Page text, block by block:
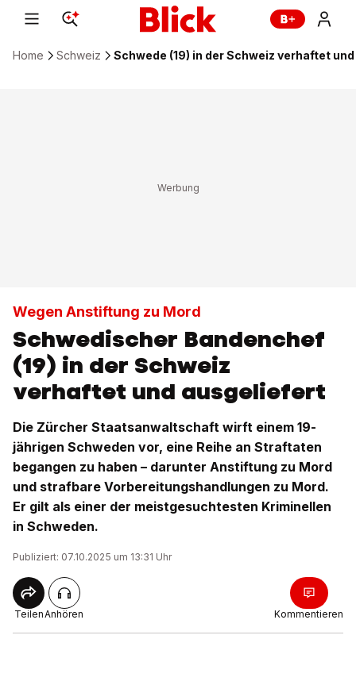
Home Schweiz Schwede (19) in der Schweiz verhaftet
Wegen Anstiftung zu Mord
Schwedischer Bandenchef
(19) in der Schweiz
verhaftet und ausgeliefert
Die Zürcher Staatsanwaltschaft wirft einem 19-
jährigen Schweden vor, eine Reihe an Straftaten
begangen zu haben – darunter Anstiftung zu Mord
und strafbare Vorbereitungshandlungen zu Mord.
Er gilt als einer der meistgesuchtesten Kriminellen
in Schweden.
Publiziert: 07.10.2025 um 13:31 Uhr
TeilenAnhören Kommentieren